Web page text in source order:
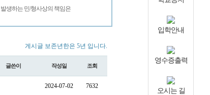
발생하는 민/형사상의 책임은
게시글 보존년한은 5년 입니다.
글쓴이 작성일 조회
2024-07-02 7632
입학안내
영수증출력
오시는 길